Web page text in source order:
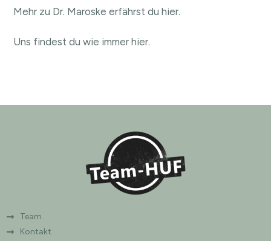
Mehr zu Dr. Maroske erfährst du hier.
Uns findest du wie immer hier.
Team
Kontakt